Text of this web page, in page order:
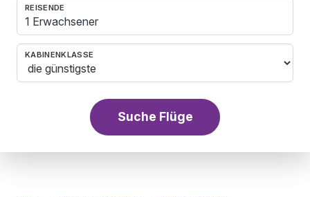
REISENDE
1 Erwachsener
KABINENKLASSE
Suche Flüge